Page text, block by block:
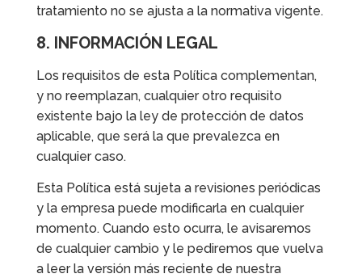
tratamiento no se ajusta a la normativa vigente.
8. INFORMACIÓN LEGAL
Los requisitos de esta Política complementan,
y no reemplazan, cualquier otro requisito
existente bajo la ley de protección de datos
aplicable, que será la que prevalezca en
cualquier caso.
Esta Política está sujeta a revisiones periódicas
y la empresa puede modificarla en cualquier
momento. Cuando esto ocurra, le avisaremos
de cualquier cambio y le pediremos que vuelva
a leer la versión más reciente de nuestra